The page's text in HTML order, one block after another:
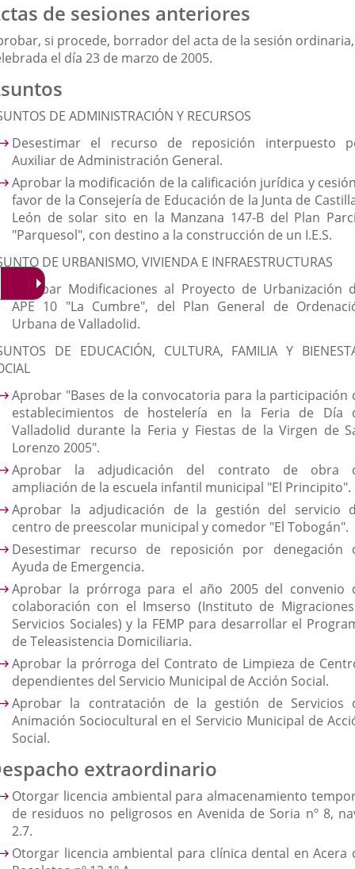
de sesiones anteriores
si procede, borrador del acta de la sesión ordinaria,
el día 23 de marzo de 2005.
DE ADMINISTRACIÓN Y RECURSOS
Desestimar el recurso de reposición interpuesto
Auxiliar de Administración General.
Aprobar la modificación de la calificación jurídica y
favor de la Consejería de Educación de la Junta de
León de solar sito en la Manzana 147-B del Plan
"Parquesol", con destino a la construcción de un I.E.S.
DE URBANISMO, VIVIENDA E INFRAESTRUCTURAS
Aprobar Modificaciones al Proyecto de Urbanización
APE 10 "La Cumbre", del Plan General de
Urbana de Valladolid.
DE EDUCACIÓN, CULTURA, FAMILIA Y
Aprobar "Bases de la convocatoria para la participación
establecimientos de hostelería en la Feria de Día
Valladolid durante la Feria y Fiestas de la Virgen de
Lorenzo 2005".
Aprobar la adjudicación del contrato de obra
ampliación de la escuela infantil municipal "El Principito".
Aprobar la adjudicación de la gestión del servicio
centro de preescolar municipal y comedor "El Tobogán".
Desestimar recurso de reposición por denegación
Ayuda de Emergencia.
Aprobar la prórroga para el año 2005 del convenio
colaboración con el Imserso (Instituto de
Servicios Sociales) y la FEMP para desarrollar el
de Teleasistencia Domiciliaria.
Aprobar la prórroga del Contrato de Limpieza de
dependientes del Servicio Municipal de Acción Social.
Aprobar la contratación de la gestión de Servicios
Animación Sociocultural en el Servicio Municipal de
Social.
extraordinario
Otorgar licencia ambiental para almacenamiento
de residuos no peligrosos en Avenida de Soria nº 8,
2.7.
Otorgar licencia ambiental para clínica dental en Acera